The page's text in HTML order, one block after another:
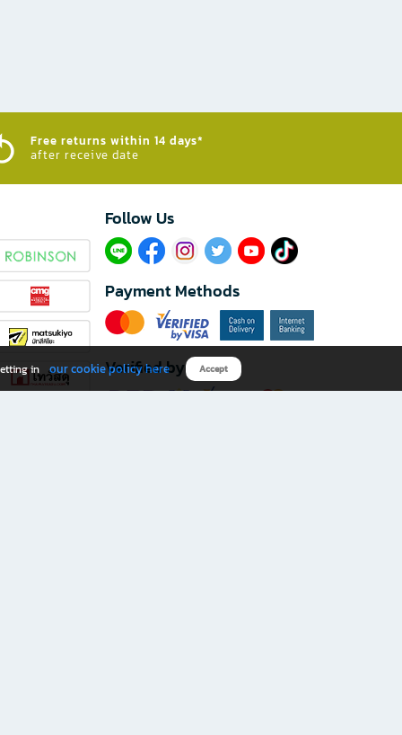
Free returns within 14 days*
after receive date
Follow Us​
Payment Methods
Verified by
in our cookie policy here Accept